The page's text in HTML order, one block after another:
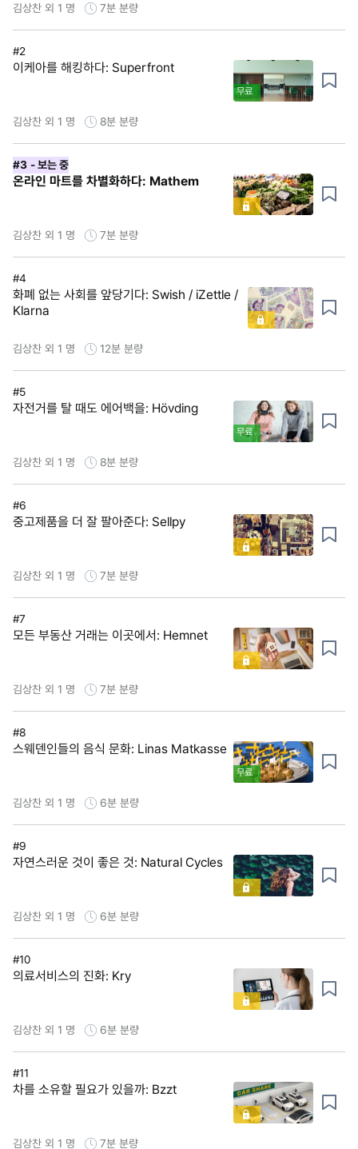
김상찬 외 1 명 7분 분량
#2
이케아를 해킹하다: Superfront
무료
김상찬 외 1 명 8분 분량
#3 - 보는 중
온라인 마트를 차별화하다: Mathem
김상찬 외 1 명 7분 분량
#4
화폐 없는 사회를 앞당기다: Swish / iZettle /
Klarna
김상찬 외 1 명 12분 분량
#5
자전거를 탈 때도 에어백을: Hövding
무료
김상찬 외 1 명 8분 분량
#6
중고제품을 더 잘 팔아준다: Sellpy
김상찬 외 1 명 7분 분량
#7
모든 부동산 거래는 이곳에서: Hemnet
김상찬 외 1 명 7분 분량
#8
스웨덴인들의 음식 문화: Linas Matkasse
무료
김상찬 외 1 명 6분 분량
#9
자연스러운 것이 좋은 것: Natural Cycles
김상찬 외 1 명 6분 분량
#10
의료서비스의 진화: Kry
김상찬 외 1 명 6분 분량
#11
차를 소유할 필요가 있을까: Bzzt
김상찬 외 1 명 7분 분량